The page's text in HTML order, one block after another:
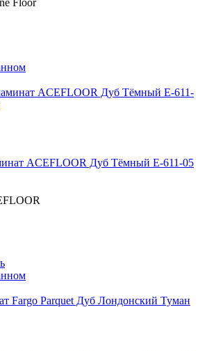
ACEFLOOR Дуб Тёмный E-611-05